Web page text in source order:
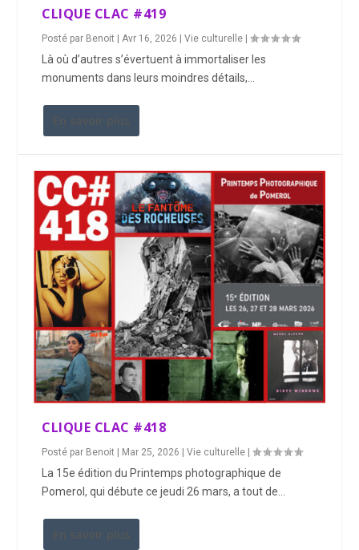
CLIQUE CLAC #419
Posté par Benoit | Avr 16, 2026 |Vie culturelle |
Là où d’autres s’évertuent à immortaliser les
monuments dans leurs moindres détails,...
En savoir plus
CLIQUE CLAC #418
Posté par Benoit Mar 25, 2026 |Vie culturelle |
La 15e édition du Printemps photographique de
Pomerol, qui débute ce jeudi 26 mars, a tout de...
En savoir plus